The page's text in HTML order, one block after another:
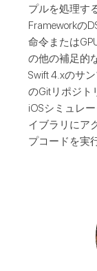
プルを処理す
Frameworkの
命令または
の他の補足的
Swift 4.xのサ
のGitリポジト
iOSシミュレ
イブラリにア
プコードを実